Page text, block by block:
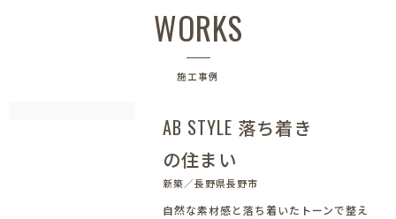
WORKS
施工事例
AB STYLE 落ち着き
の住まい
新築／長野県長野市
自然な素材感と落ち着いたトーンで整え